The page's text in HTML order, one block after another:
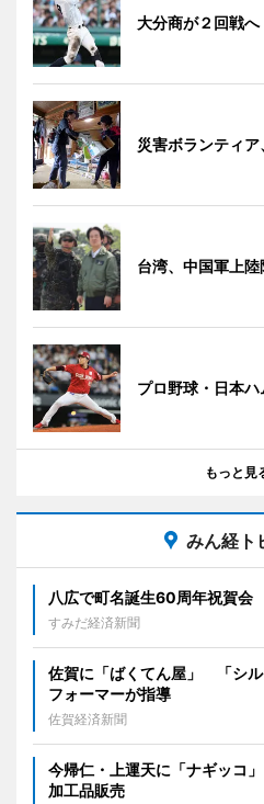
大分商が２回戦
災害ボランティ
台湾、中国軍上
プロ野球・日本
もっと見
みん経ト
八広で町名誕生60周年祝賀
すみだ経済新聞
佐賀に「ばくてん屋」 「シ
フォーマーが指導
佐賀経済新聞
今帰仁・上運天に「ナギッコ
加工品販売